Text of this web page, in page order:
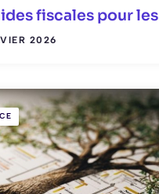
fiscales pour
2026